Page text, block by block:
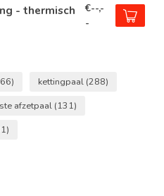
- thermisch
€--,-
-
kettingpaal (288)
afzetpaal (131)